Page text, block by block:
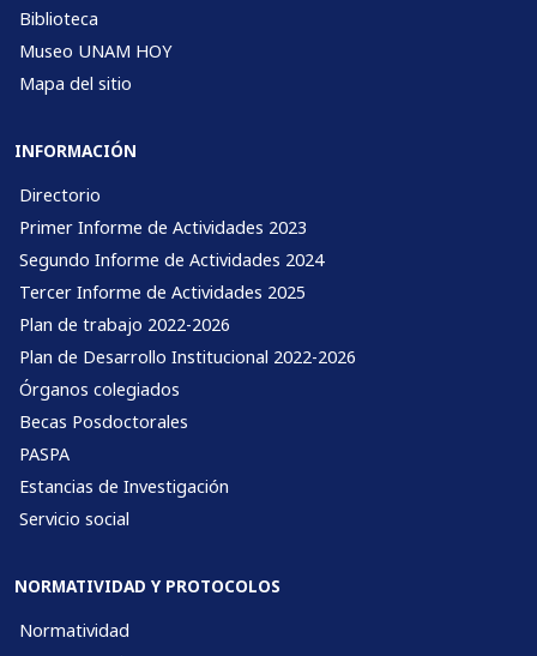
Biblioteca
Museo UNAM HOY
Mapa del sitio
INFORMACIÓN
Directorio
Primer Informe de Actividades 2023
Segundo Informe de Actividades 2024
Tercer Informe de Actividades 2025
Plan de trabajo 2022-2026
Plan de Desarrollo Institucional 2022-2026
Órganos colegiados
Becas Posdoctorales
PASPA
Estancias de Investigación
Servicio social
NORMATIVIDAD Y PROTOCOLOS
Normatividad